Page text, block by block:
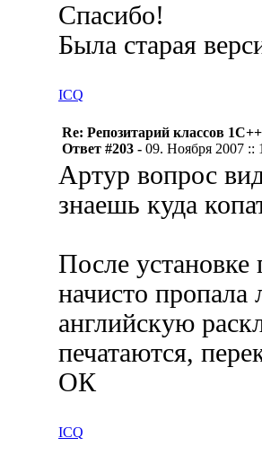
Спасибо!
Была старая
ICQ
Re: Репозитарий классов
Ответ #203 - 09. Ноября 2007 ::
Артур вопрос
знаешь куда
После установке
начисто пропала
английскую
печатаются,
ОК
ICQ